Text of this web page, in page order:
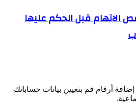
الاتهام قبل الحكم عليها
أرقام قم بتعيين بيانات حساباتك